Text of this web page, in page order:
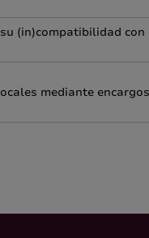
(in)compatibilidad
mediante